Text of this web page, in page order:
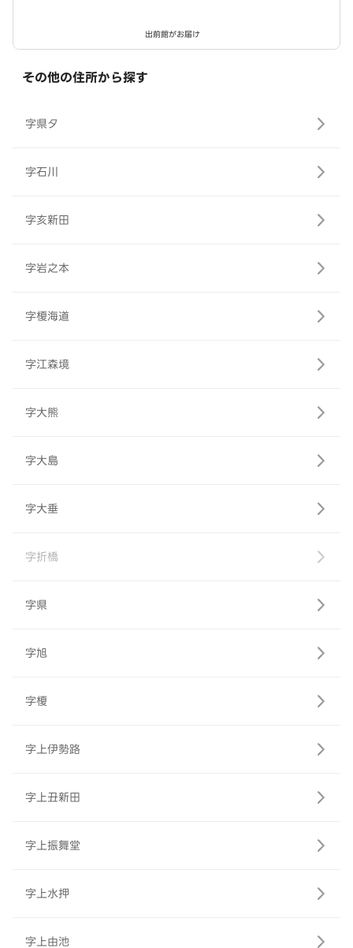
出前館がお届け
その他の住所から探す
字県タ
字石川
字亥新田
字岩之本
字榎海道
字江森境
字大熊
字大島
字大垂
字折橋
字県
字旭
字榎
字上伊勢路
字上丑新田
字上振舞堂
字上水押
字上由池